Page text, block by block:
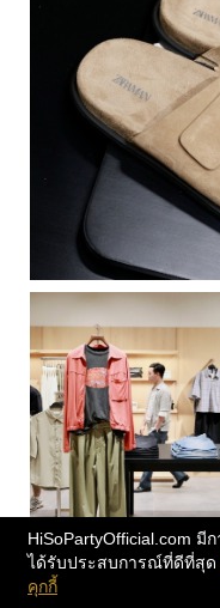
HiSoPartyOfficial.com มี
ได้รับประสบการณ์ที่ดีที่สุด
คุกกี้